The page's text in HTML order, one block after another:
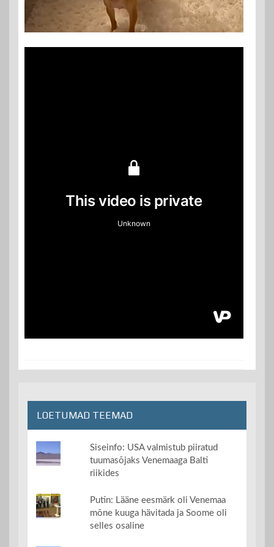
LOETUMAD TEEMAD
Siseinfo: USA valmistub piiratud
tuumasõjaks Venemaaga Balti
riikides
Putin: Lääne eesmärk oli Venemaa
mõne kuuga hävitada ja Soome oli
selles osaline